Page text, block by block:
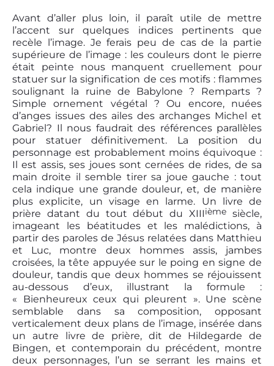
Avant d’aller plus loin, il paraît utile de mettre
l’accent sur quelques indices pertinents que
recèle l’image. Je ferais peu de cas de la partie
supérieure de l’image : les couleurs dont le pierre
était peinte nous manquent cruellement pour
statuer sur la signification de ces motifs : flammes
soulignant la ruine de Babylone ? Remparts ?
Simple ornement végétal ? Ou encore, nuées
d’anges issues des ailes des archanges Michel et
Gabriel? Il nous faudrait des références parallèles
pour statuer définitivement. La position du
personnage est probablement moins équivoque :
Il est assis, ses joues sont cernées de rides, de sa
main droite il semble tirer sa joue gauche : tout
cela indique une grande douleur, et, de manière
plus explicite, un visage en larme. Un livre de
prière datant du tout début du XIIIième siècle,
imageant les béatitudes et les malédictions, à
partir des paroles de Jésus relatées dans Matthieu
et Luc, montre deux hommes assis, jambes
croisées, la tête appuyée sur le poing en signe de
douleur, tandis que deux hommes se réjouissent
au-dessous d’eux, illustrant la formule :
« Bienheureux ceux qui pleurent ». Une scène
semblable dans sa composition, opposant
verticalement deux plans de l’image, insérée dans
un autre livre de prière, dit de Hildegarde de
Bingen, et contemporain du précédent, montre
deux personnages, l’un se serrant les mains et